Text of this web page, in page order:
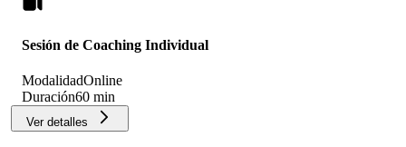
Sesión de Coaching Individual
ModalidadOnline
Duración60 min
Ver detalles